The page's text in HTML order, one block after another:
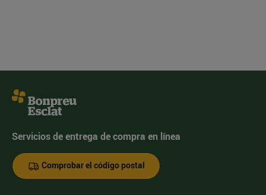
Servicios de entrega de compra en línea
Comprobar el código postal